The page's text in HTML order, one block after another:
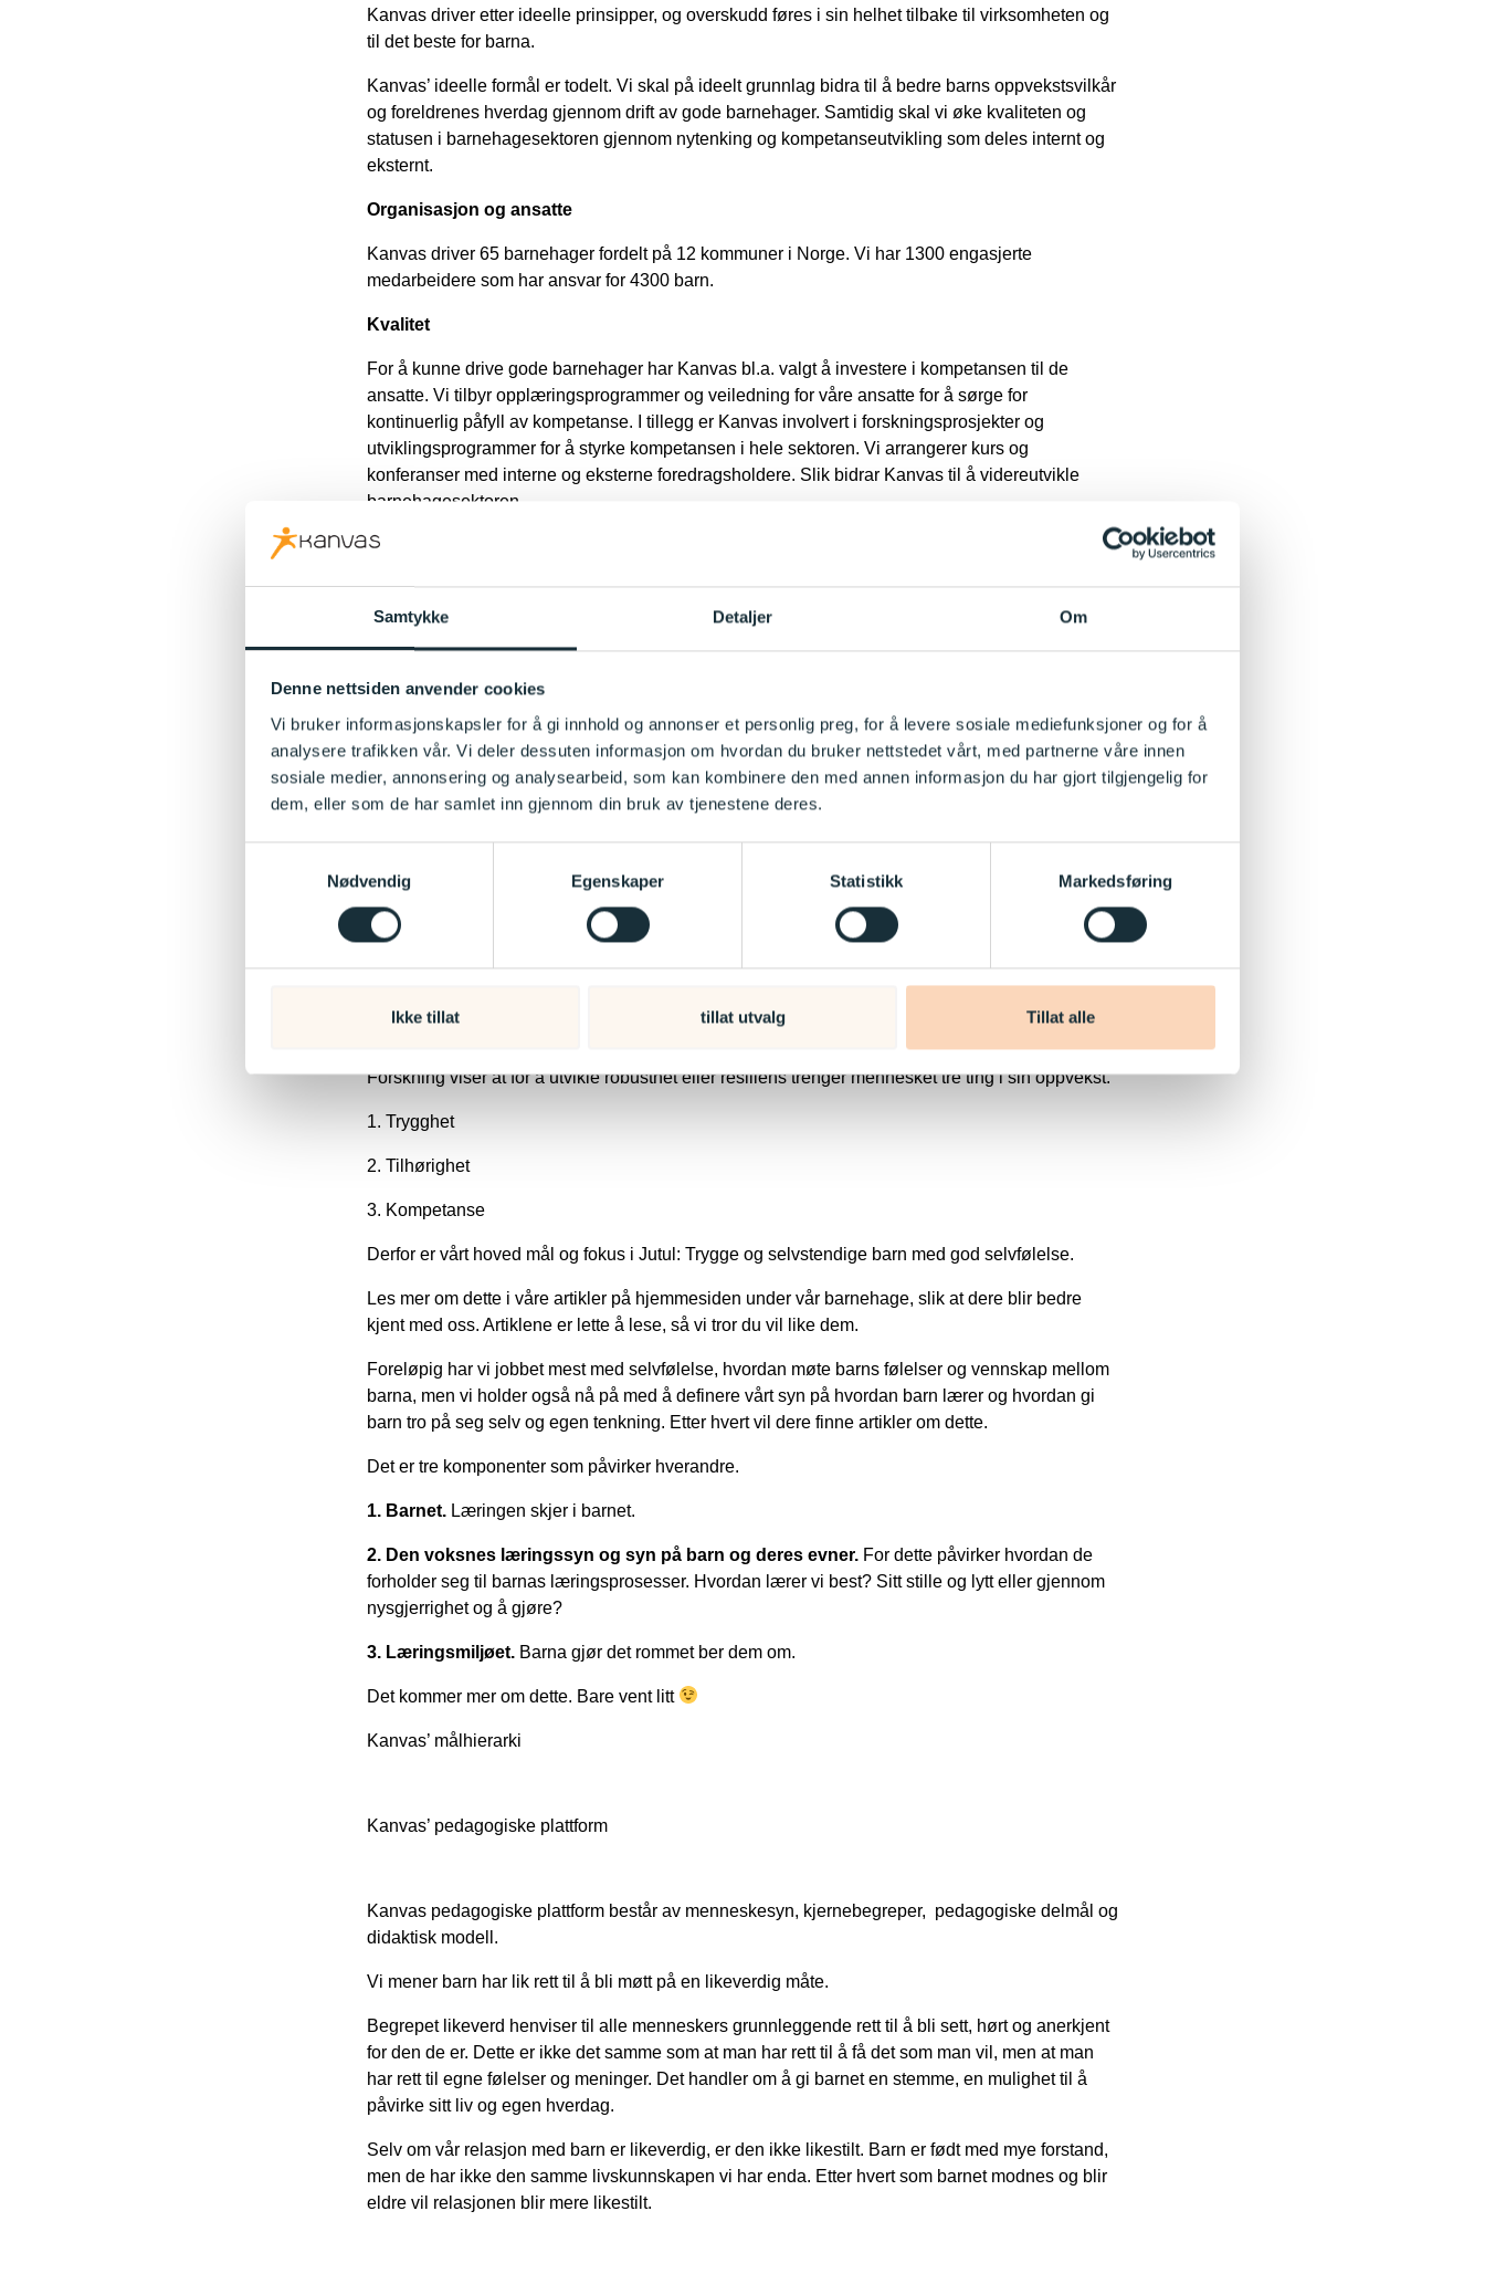
Samtykke Detaljer Om
Denne nettsiden anvender cookies
Vi bruker informasjonskapsler for å gi innhold og annonser et personlig preg, for å levere sosiale mediefunksjoner og for å
analysere trafikken vår. Vi deler dessuten informasjon om hvordan du bruker nettstedet vårt, med partnerne våre innen
sosiale medier, annonsering og analysearbeid, som kan kombinere den med annen informasjon du har gjort tilgjengelig for
dem, eller som de har samlet inn gjennom din bruk av tjenestene deres.
Nødvendig
Egenskaper Statistikk Markedsføring
Ikke tillat tillat utvalg Tillat alle
Kanvas driver etter ideelle prinsipper, og overskudd føres i sin helhet tilbake til virksomheten og
til det beste for barna.
Kanvas’ ideelle formål er todelt. Vi skal på ideelt grunnlag bidra til å bedre barns oppvekstsvilkår
og foreldrenes hverdag gjennom drift av gode barnehager. Samtidig skal vi øke kvaliteten og
statusen i barnehagesektoren gjennom nytenking og kompetanseutvikling som deles internt og
eksternt.
Organisasjon og ansatte
Kanvas driver 65 barnehager fordelt på 12 kommuner i Norge. Vi har 1300 engasjerte
medarbeidere som har ansvar for 4300 barn.
Kvalitet
For å kunne drive gode barnehager har Kanvas bl.a. valgt å investere i kompetansen til de
ansatte. Vi tilbyr opplæringsprogrammer og veiledning for våre ansatte for å sørge for
kontinuerlig påfyll av kompetanse. I tillegg er Kanvas involvert i forskningsprosjekter og
utviklingsprogrammer for å styrke kompetansen i hele sektoren. Vi arrangerer kurs og
konferanser med interne og eksterne foredragsholdere. Slik bidrar Kanvas til å videreutvikle
barnehagesektoren.
Om barnehagen
Vi er overbevist om at tydelige mål og retning, er vesentlig for motivasjon, trivsel og
engasjement.
De voksne er barnehagens viktigste ressurs. Derfor er vi opptatt av at personalmøter og
fagdager fylles av fag og refleksjoner over vår praksis. Dette er med på å gi våre møter med barn
Hvorfor gjør vi som vi gjør? Hva ønsker vi å oppnå og hvordan? er viktige spørsmål å reflektere
rundt og svare på.
voksen. Vi ønsker å møte barna slik at de står godt i seg selv, er trygg i sine relasjoner med
Forskning viser at for å utvikle robusthet eller resiliens trenger mennesket tre ting i sin oppvekst.
1. Trygghet
2. Tilhørighet
3. Kompetanse
Derfor er vårt hoved mål og fokus i Jutul: Trygge og selvstendige barn med god selvfølelse.
Les mer om dette i våre artikler på hjemmesiden under vår barnehage, slik at dere blir bedre
kjent med oss. Artiklene er lette å lese, så vi tror du vil like dem.
Foreløpig har vi jobbet mest med selvfølelse, hvordan møte barns følelser og vennskap mellom
barna, men vi holder også nå på med å definere vårt syn på hvordan barn lærer og hvordan gi
barn tro på seg selv og egen tenkning. Etter hvert vil dere finne artikler om dette.
Det er tre komponenter som påvirker hverandre.
1. Barnet. Læringen skjer i barnet.
2. Den voksnes læringssyn og syn på barn og deres evner. For dette påvirker hvordan de
forholder seg til barnas læringsprosesser. Hvordan lærer vi best? Sitt stille og lytt eller gjennom
nysgjerrighet og å gjøre?
3. Læringsmiljøet. Barna gjør det rommet ber dem om.
Det kommer mer om dette. Bare vent litt
Kanvas’ målhierarki
Kanvas’ pedagogiske plattform
Kanvas pedagogiske plattform består av menneskesyn, kjernebegreper, pedagogiske delmål og
didaktisk modell.
Vi mener barn har lik rett til å bli møtt på en likeverdig måte.
Begrepet likeverd henviser til alle menneskers grunnleggende rett til å bli sett, hørt og anerkjent
for den de er. Dette er ikke det samme som at man har rett til å få det som man vil, men at man
har rett til egne følelser og meninger. Det handler om å gi barnet en stemme, en mulighet til å
påvirke sitt liv og egen hverdag.
Selv om vår relasjon med barn er likeverdig, er den ikke likestilt. Barn er født med mye forstand,
men de har ikke den samme livskunnskapen vi har enda. Etter hvert som barnet modnes og blir
eldre vil relasjonen blir mere likestilt.